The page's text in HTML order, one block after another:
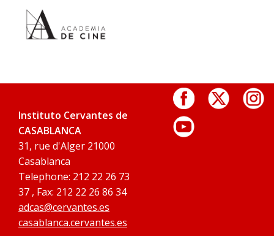
Instituto Cervantes de
CASABLANCA
31, rue d'Alger 21000
Casablanca
Telephone: 212 22 26 73
37 , Fax: 212 22 26 86 34
adcas@cervantes.es
casablanca.cervantes.es